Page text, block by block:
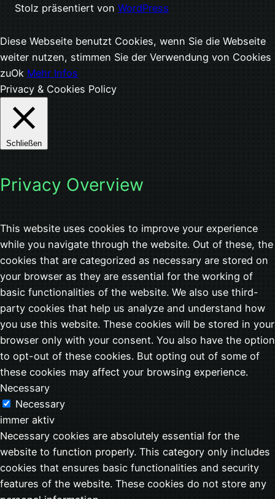
Stolz präsentiert von WordPress
Diese Webseite benutzt Cookies, wenn Sie die Webseite
weiter nutzen, stimmen Sie der Verwendung von Cookies
zuOk Mehr Infos
Privacy & Cookies Policy
Schließen
Privacy Overview
This website uses cookies to improve your experience
while you navigate through the website. Out of these, the
cookies that are categorized as necessary are stored on
your browser as they are essential for the working of
basic functionalities of the website. We also use third-
party cookies that help us analyze and understand how
you use this website. These cookies will be stored in your
browser only with your consent. You also have the option
to opt-out of these cookies. But opting out of some of
these cookies may affect your browsing experience.
Necessary
Necessary
immer aktiv
Necessary cookies are absolutely essential for the
website to function properly. This category only includes
cookies that ensures basic functionalities and security
features of the website. These cookies do not store any